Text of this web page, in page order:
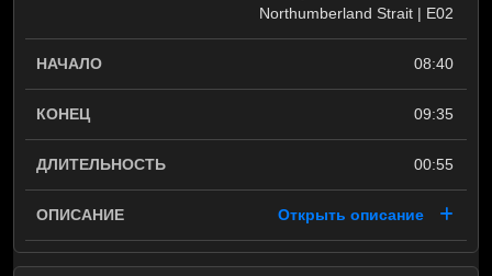
Northumberland Strait | E02
08:40
09:35
00:55
Открыть описание